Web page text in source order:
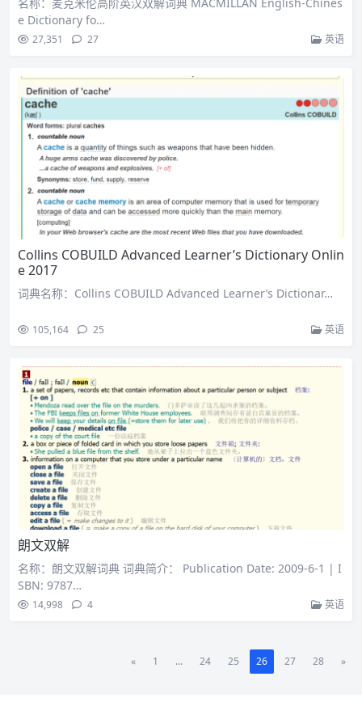
e Dictionary fo…
27,351 27 英语
Collins COBUILD Advanced Learner’s Dictionary Onlin
e 2017
词典名称：Collins COBUILD Advanced Learner’s Dictionar…
105,164 25 英语
朗文双解
名称：朗文双解词典 词典简介： Publication Date: 2009-6-1 | I
SBN: 9787…
14,998 4 英语
« 1 ... 24 25 26 27 28 »